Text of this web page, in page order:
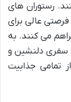
رستوران های
عالی برای
می کنند. به
سفری دلنشین و
تمامی جذابیت